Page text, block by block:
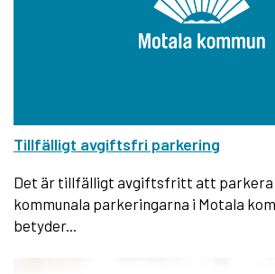
Tillfälligt avgiftsfri parkering
Det är tillfälligt avgiftsfritt att parkera
kommunala parkeringarna i Motala
betyder...